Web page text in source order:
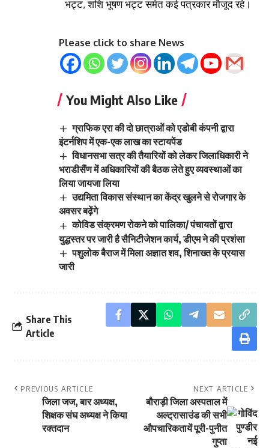
भट्ट, शशि भूषण भट्ट समेत कई पत्रकार मौजूद रहे।
Please click to share News
You Might Also Like
ग्राफिक एरा की दो छात्राओं को एडोबी कंपनी द्वारा
इंटर्नशिप में एक-एक लाख का स्टायपेंड
विधानसभा सत्र की तैयारियों को लेकर जिलाधिकारी ने
भराडीसैंण में अधिकारियों की बैठक लेते हुए व्यवस्थाओं का
लिया जायजा लिया
उद्यमिता विकास संस्थान का केंद्र खुलने से रोजगार के
अवसर बढ़ेंगे
कोविड संक्रमण रोकने को पालिका/ पंचायतों द्वारा
युद्धस्तर पर जारी है सैनिटीजेशन कार्य, डीएम ने की प्रशंसा
पशुलोक बैराज में मिला अज्ञात शव, शिनाख्त के प्रयास
जारी
Share This
Article
PREVIOUS ARTICLE
जिला जज, बार अध्यक्ष,
शिक्षक संघ अध्यक्ष ने किया
रक्तदान
NEXT ARTICLE
बौराड़ी जिला अस्पताल में
अल्ट्रासाउंड की सभी
औपचारिकतायें पूरी-पुनीत
गुप्ता